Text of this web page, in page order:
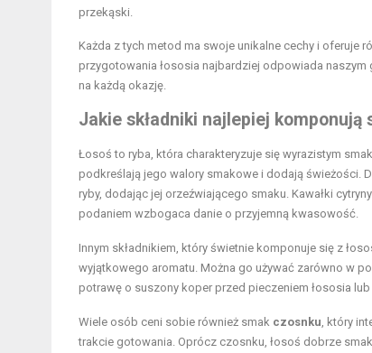
przekąski.
Każda z tych metod ma swoje unikalne cechy i oferuje
przygotowania łososia najbardziej odpowiada
na każdą okazję.
Jakie składniki najlepiej komponują
Łosoś to ryba, która charakteryzuje się wyrazistym
podkreślają jego walory smakowe i dodają świeżości.
ryby, dodając jej orzeźwiającego smaku. Kawałki
podaniem wzbogaca danie o przyjemną kwasowość.
Innym składnikiem, który świetnie komponuje się z
wyjątkowego aromatu. Można go używać zarówno w
potrawę o suszony koper przed pieczeniem łososia
Wiele osób ceni sobie również smak czosnku , który
trakcie gotowania. Oprócz czosnku, łosoś dobrze